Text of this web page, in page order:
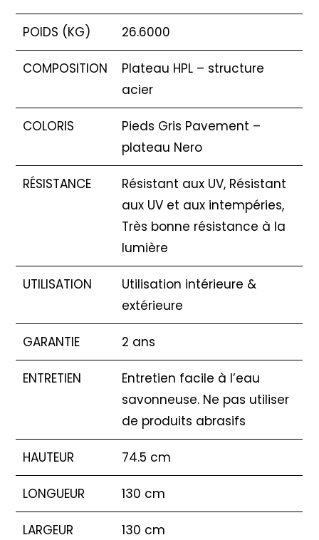
POIDS (KG) 26.6000
COMPOSITION
Plateau HPL – structure
acier
COLORIS
Pieds Gris Pavement –
plateau Nero
RÉSISTANCE
Résistant aux UV, Résistant
aux UV et aux intempéries,
Très bonne résistance à la
lumière
UTILISATION
Utilisation intérieure &
extérieure
GARANTIE 2 ans
ENTRETIEN
Entretien facile à l’eau
savonneuse. Ne pas utiliser
de produits abrasifs
HAUTEUR 74.5 cm
LONGUEUR 130 cm
LARGEUR 130 cm